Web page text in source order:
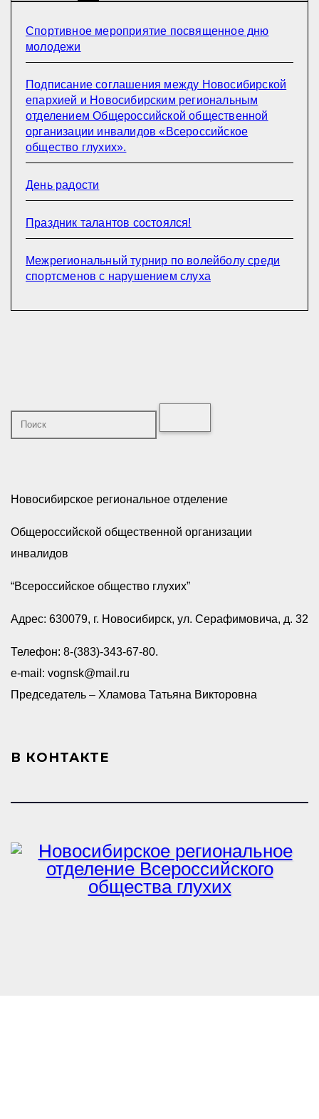
Спортивное мероприятие посвященное дню
молодежи
Подписание соглашения между Новосибирской
епархией и Новосибирским региональным
отделением Общероссийской общественной
организации инвалидов «Всероссийское
общество глухих».
День радости
Праздник талантов состоялся!
Межрегиональный турнир по волейболу среди
спортсменов с нарушением слуха
Новосибирское региональное отделение
Общероссийской общественной организации
инвалидов
“Всероссийское общество глухих”
Адрес: 630079, г. Новосибирск, ул. Серафимовича, д. 32
Телефон: 8-(383)-343-67-80.
e-mail: vognsk@mail.ru
Председатель – Хламова Татьяна Викторовна
В КОНТАКТЕ